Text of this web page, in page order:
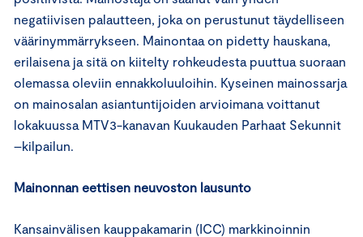
negatiivisen palautteen, joka on perustunut täydelliseen
väärinymmärrykseen. Mainontaa on pidetty hauskana,
erilaisena ja sitä on kiitelty rohkeudesta puuttua suoraan
olemassa oleviin ennakkoluuloihin. Kyseinen mainossarja
on mainosalan asiantuntijoiden arvioimana voittanut
lokakuussa MTV3-kanavan Kuukauden Parhaat Sekunnit
–kilpailun.
Mainonnan eettisen neuvoston lausunto
Kansainvälisen kauppakamarin (ICC) markkinoinnin